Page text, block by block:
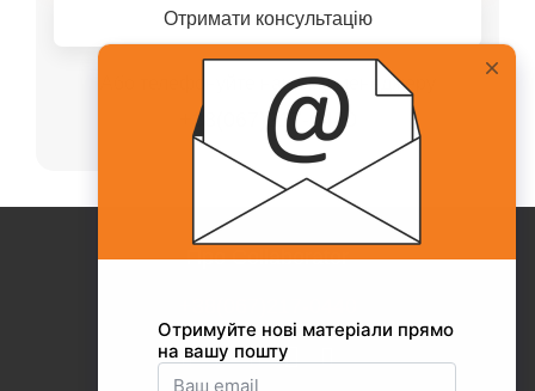
Отримати консультацію
Або телефонуйте нашому менеджеру
+38(067)217-0440
Про Collaborator